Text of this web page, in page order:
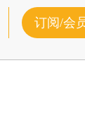
订阅/会